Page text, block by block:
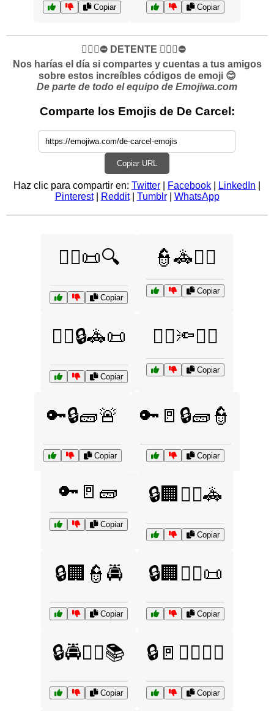
Copiar Copiar
✋🏻🛑⛔️ DETENTE ✋🏻🛑⛔️
Nos harías el día si compartes y cuentas a tus amigos
sobre estos increíbles códigos de emoji 😊
De parte de todo el equipo de Emojiwa.com
Comparte los Emojis de De Carcel:
Copiar URL
Haz clic para compartir en: Twitter Facebook LinkedIn
Pinterest| Reddit| Tumblr| WhatsApp
👨‍⚖️📜🔍
Copiar
👮🚓🧑‍⚖️
Copiar
👮‍♂️🔒🚓📜
Copiar
👮‍♂️🔦🕵️‍♂️
Copiar
🔑🔒🧱🚨
Copiar
🔑🚪🔒🧱👮
Copiar
🔑🚪🧱
Copiar
🔒🏢👨‍⚖️🚓
Copiar
🔒🏢👮🚔
Copiar
🔒🏢🧑‍⚖️📜
Copiar
🔒🚔🧑‍⚖️📚
Copiar
🔒🚪👮‍♂️🧑‍⚖️
Copiar